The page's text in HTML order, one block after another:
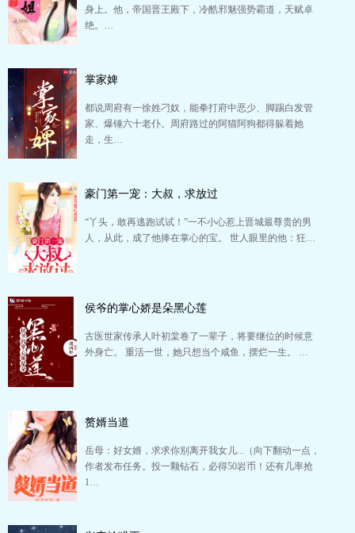
身上。他，帝国晋王殿下，冷酷邪魅强势霸道，天赋卓
绝。…
掌家婢
都说周府有一徐姓刁奴，能拳打府中恶少、脚踢白发管
家、爆锤六十老仆。周府路过的阿猫阿狗都得躲着她
走，生…
豪门第一宠：大叔，求放过
“丫头，敢再逃跑试试！”一不小心惹上晋城最尊贵的男
人，从此，成了他捧在掌心的宝。 世人眼里的他：狂…
侯爷的掌心娇是朵黑心莲
古医世家传承人叶初棠卷了一辈子，将要继位的时候意
外身亡。 重活一世，她只想当个咸鱼，摆烂一生。 …
赘婿当道
岳母：好女婿，求求你别离开我女儿...（向下翻动一点，
作者发布任务。投一颗钻石，必得50岩币！还有几率抢
1…